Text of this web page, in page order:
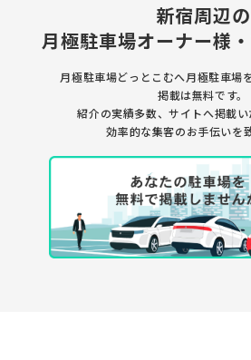
新宿周辺の
月極駐車場オーナー様
月極駐車場どっとこむへ月極駐車場
掲載は無料です。
紹介の実績多数、サイトへ掲載い
効率的な集客のお手伝いを